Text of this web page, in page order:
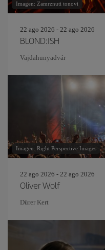
Imagen: Zamrznuti tonovi
22 ago 2026 - 22 ago 2026
BLOND:ISH
Vajdahunyadvár
Imagen: Right Perspective Images
22 ago 2026 - 22 ago 2026
Oliver Wolf
Dürer Kert